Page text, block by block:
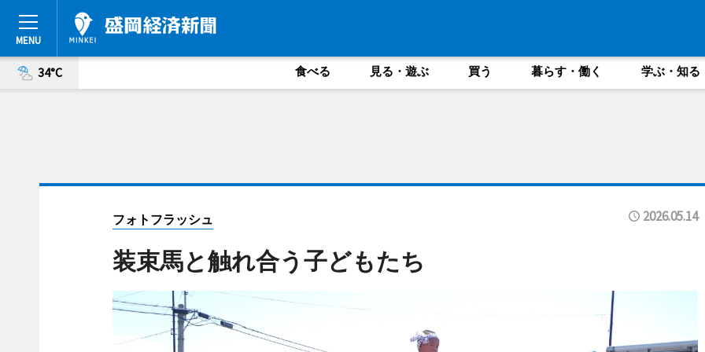
34°C 食べる 見る・遊ぶ 買う 暮らす・働く 学ぶ・知る
フォトフラッシュ 2026.05.14
装束馬と触れ合う子どもたち